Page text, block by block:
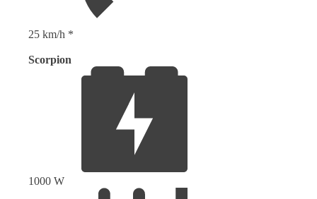
25 km/h *
Scorpion
1000 W